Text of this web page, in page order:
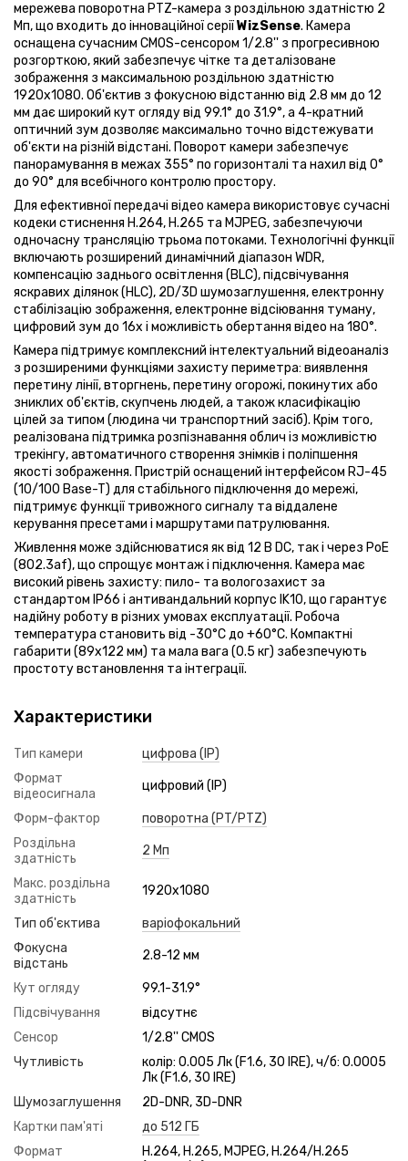
мережева поворотна PTZ-камера з роздільною здатністю 2
Мп, що входить до інноваційної серіїWizSense. Камера
оснащена сучасним CMOS-сенсором 1/2.8'' з прогресивною
розгорткою, який забезпечує чітке та деталізоване
зображення з максимальною роздільною здатністю
1920x1080. Об'єктив з фокусною відстанню від 2.8 мм до 12
мм дає широкий кут огляду від 99.1° до 31.9°, а 4-кратний
оптичний зум дозволяє максимально точно відстежувати
об'єкти на різній відстані. Поворот камери забезпечує
панорамування в межах 355° по горизонталі та нахил від 0°
до 90° для всебічного контролю простору.
Для ефективної передачі відео камера використовує сучасні
кодеки стиснення H.264, H.265 та MJPEG, забезпечуючи
одночасну трансляцію трьома потоками. Технологічні функції
включають розширений динамічний діапазон WDR,
компенсацію заднього освітлення (BLC), підсвічування
яскравих ділянок (HLC), 2D/3D шумозаглушення, електронну
стабілізацію зображення, електронне відсіювання туману,
цифровий зум до 16x і можливість обертання відео на 180°.
Камера підтримує комплексний інтелектуальний відеоаналіз
з розширеними функціями захисту периметра: виявлення
перетину лінії, вторгнень, перетину огорожі, покинутих або
зниклих об'єктів, скупчень людей, а також класифікацію
цілей за типом (людина чи транспортний засіб). Крім того,
реалізована підтримка розпізнавання облич із можливістю
трекінгу, автоматичного створення знімків і поліпшення
якості зображення. Пристрій оснащений інтерфейсом RJ-45
(10/100 Base-T) для стабільного підключення до мережі,
підтримує функції тривожного сигналу та віддалене
керування пресетами і маршрутами патрулювання.
Живлення може здійснюватися як від 12 В DC, так і через PoE
(802.3af), що спрощує монтаж і підключення. Камера має
високий рівень захисту: пило- та вологозахист за
стандартом IP66 і антивандальний корпус IK10, що гарантує
надійну роботу в різних умовах експлуатації. Робоча
температура становить від -30°C до +60°C. Компактні
габарити (89x122 мм) та мала вага (0.5 кг) забезпечують
простоту встановлення та інтеграції.
Характеристики
Тип камери
цифрова (IP)
Формат
відеосигнала
цифровий (IP)
Форм-фактор
поворотна (PT/PTZ)
Роздільна
здатність
2 Мп
Макс. роздільна
здатність
1920x1080
Тип об'єктива
варіофокальний
Фокусна
відстань
2.8-12 мм
Кут огляду
99.1-31.9°
Підсвічування
відсутнє
Сенсор
1/2.8'' CMOS
Чутливість
колір: 0.005 Лк (F1.6, 30 IRE), ч/б: 0.0005
Лк (F1.6, 30 IRE)
Шумозаглушення
2D-DNR, 3D-DNR
Картки пам'яті
до 512 ГБ
Формат
H.264, H.265, MJPEG, H.264/H.265